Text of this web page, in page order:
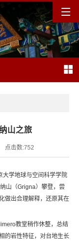
山之旅
点击数:752
大学地球与空间科学学院
山（Grigna）攀登，尝
做出合理解释，还原其在
教堂稍作休整，总结
的岩性特征，对台地生长